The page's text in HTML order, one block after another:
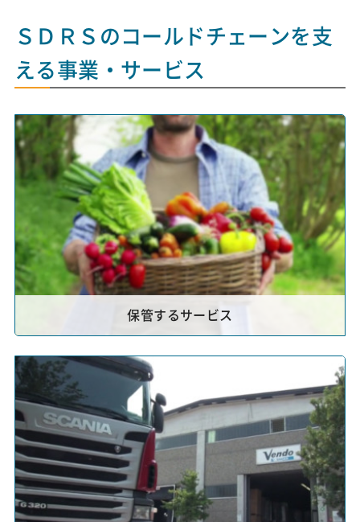
ＳＤＲＳのコールドチェーンを支
える事業・サービス
保管するサービス